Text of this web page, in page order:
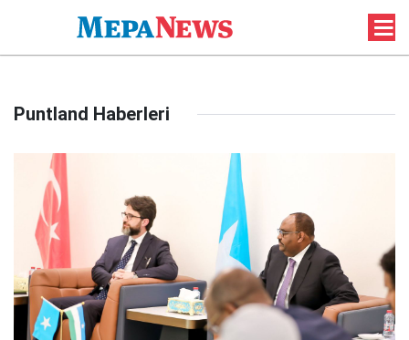
Puntland Haberleri